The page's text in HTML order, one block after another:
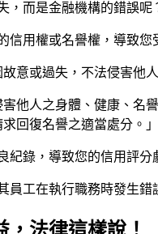
，而是金融機構的錯誤呢
信用權或名譽權，導致
意或過失，不法侵害他
害他人之身體、健康、
回復名譽之適當處分。」
紀錄，導致您的信用評
員工在執行職務時發生